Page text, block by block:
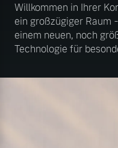
Willkommen in Ihrer
ein großzügiger Raum
einem neuen, noch
Technologie für